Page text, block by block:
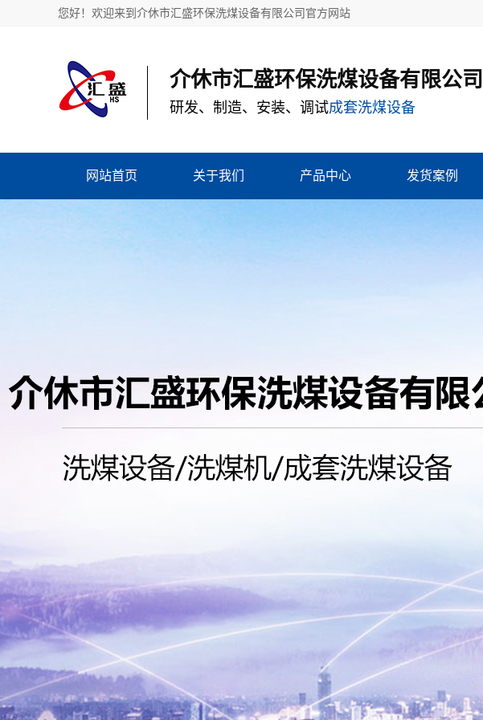
您好！欢迎来到介休市汇盛环保洗煤设备有限公司官方网站
介休市汇盛环保洗煤设备有限公司
研发、制造、安装、调试成套洗煤设备
网站首页 关于我们 产品中心 发货案例